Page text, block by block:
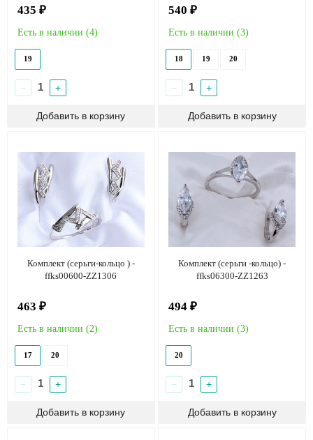
435 ₽
Есть в наличии (4)
19
− +
540 ₽
Есть в наличии (3)
18 19 20
− +
Комплект (серьги-кольцо ) -
ffks00600-ZZ1306
463 ₽
Есть в наличии (2)
17 20
− +
Комплект (серьги -кольцо) -
ffks06300-ZZ1263
494 ₽
Есть в наличии (3)
20
− +